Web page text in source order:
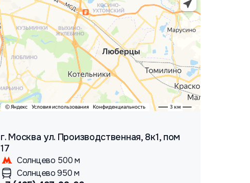
г. Москва ул. Производственная, 8к1, пом
17
Солнцево 500 м
Солнцево 950 м